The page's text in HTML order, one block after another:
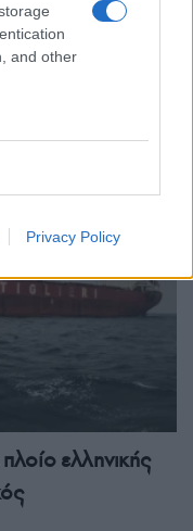
and other
Privacy Policy
τα αποθέματα
την αμυντική
ελληνικής